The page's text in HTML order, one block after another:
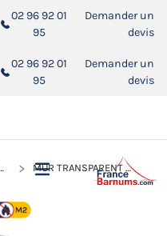
02 96 92 01
95
Demander un
devis
02 96 92 01
95
Demander un
devis
MUR TRANSPARENT AVEC PORTE TRANSPARENTE - 380G/M²